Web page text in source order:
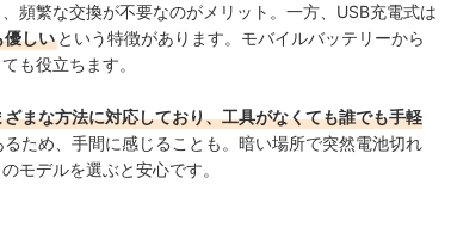
頻繁な交換が不要なのがメリット。一方、USB充電式は
優しい という特徴があります。モバイルバッテリーから
も役立ちます。
まな方法に対応しており、工具がなくても誰でも手軽
ため、手間に感じることも。暗い場所で突然電池切れ
モデルを選ぶと安心です。